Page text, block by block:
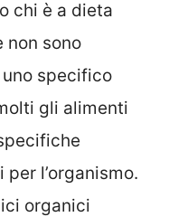
chi è a dieta
non sono
specifico
gli alimenti
l’organismo.
organici